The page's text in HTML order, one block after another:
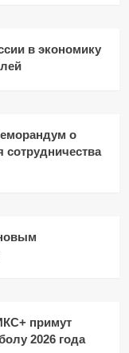
в экономику
о
примут
2026 года